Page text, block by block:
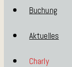
Buchung
Aktuelles
Charly